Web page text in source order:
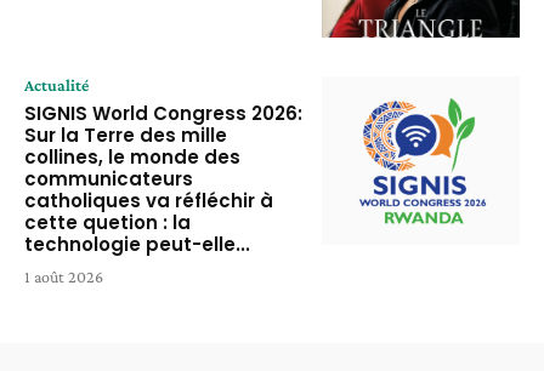
Actualité
SIGNIS World Congress 2026:
Sur la Terre des mille
collines, le monde des
communicateurs
catholiques va réfléchir à
cette quetion : la
technologie peut-elle...
1 août 2026